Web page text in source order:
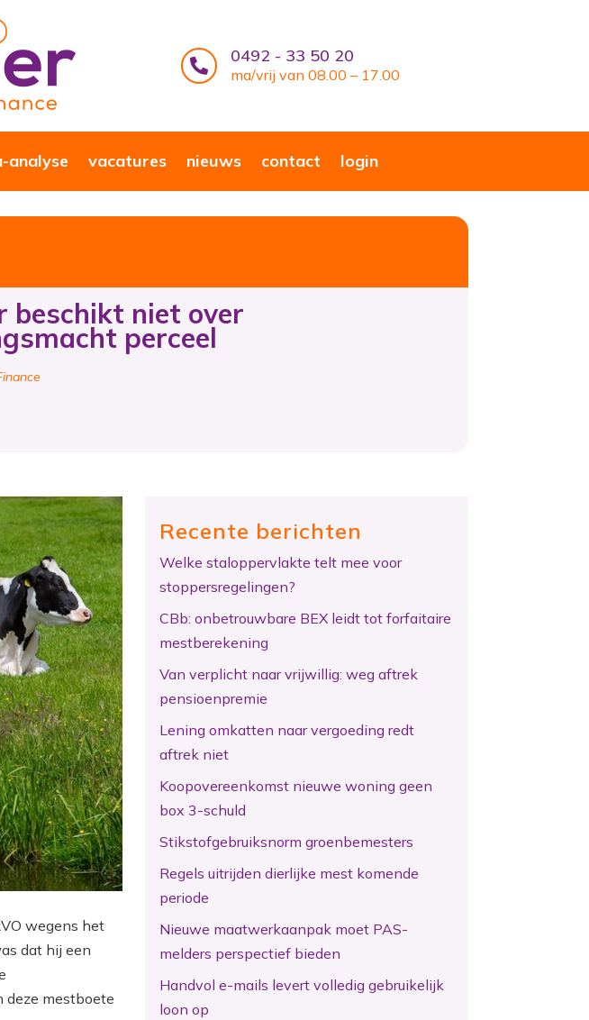
 0492 - 33 50 20
ma/vrij van 08.00 – 17.00
analyse vacatures nieuws contact login
beschikt niet over
perceel
wegens het
dat hij een
deze mestboete
Recente berichten
Welke staloppervlakte telt mee voor
stoppersregelingen?
CBb: onbetrouwbare BEX leidt tot forfaitaire
mestberekening
Van verplicht naar vrijwillig: weg aftrek
pensioenpremie
Lening omkatten naar vergoeding redt
aftrek niet
Koopovereenkomst nieuwe woning geen
box 3-schuld
Stikstofgebruiksnorm groenbemesters
Regels uitrijden dierlijke mest komende
periode
Nieuwe maatwerkaanpak moet PAS-
melders perspectief bieden
Handvol e-mails levert volledig gebruikelijk
loon op